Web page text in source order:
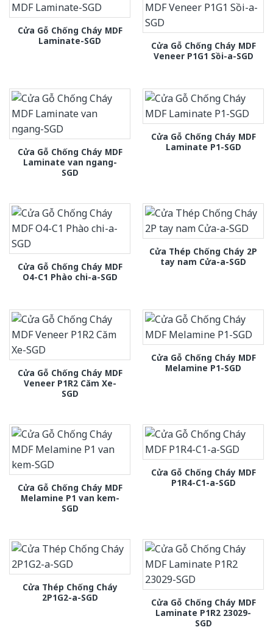
Cửa Gỗ Chống Cháy MDF
Laminate-SGD
Cửa Gỗ Chống Cháy MDF
Veneer P1G1 Sồi-a-SGD
Cửa Gỗ Chống Cháy MDF
Laminate van ngang-
SGD
Cửa Gỗ Chống Cháy MDF
Laminate P1-SGD
Cửa Gỗ Chống Cháy MDF
O4-C1 Phào chi-a-SGD
Cửa Thép Chống Cháy 2P
tay nam Cửa-a-SGD
Cửa Gỗ Chống Cháy MDF
Veneer P1R2 Căm Xe-
SGD
Cửa Gỗ Chống Cháy MDF
Melamine P1-SGD
Cửa Gỗ Chống Cháy MDF
Melamine P1 van kem-
SGD
Cửa Gỗ Chống Cháy MDF
P1R4-C1-a-SGD
Cửa Thép Chống Cháy
2P1G2-a-SGD
Cửa Gỗ Chống Cháy MDF
Laminate P1R2 23029-
SGD